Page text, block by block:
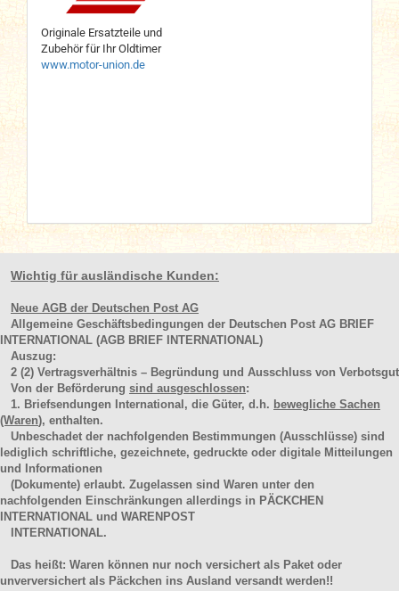
Originale Ersatzteile und
Zubehör für Ihr Oldtimer
www.motor-union.de
Wichtig für ausländische Kunden:
Neue AGB der Deutschen Post AG
Allgemeine Geschäftsbedingungen der Deutschen Post AG BRIEF
INTERNATIONAL (AGB BRIEF INTERNATIONAL)
Auszug:
2 (2) Vertragsverhältnis – Begründung und Ausschluss von Verbotsgut
Von der Beförderung sind ausgeschlossen:
1. Briefsendungen International, die Güter, d.h. bewegliche Sachen
(Waren), enthalten.
Unbeschadet der nachfolgenden Bestimmungen (Ausschlüsse) sind
lediglich schriftliche, gezeichnete, gedruckte oder digitale Mitteilungen
und Informationen
(Dokumente) erlaubt. Zugelassen sind Waren unter den
nachfolgenden Einschränkungen allerdings in PÄCKCHEN
INTERNATIONAL und WARENPOST
INTERNATIONAL.
Das heißt: Waren können nur noch versichert als Paket oder
unverversichert als Päckchen ins Ausland versandt werden!!